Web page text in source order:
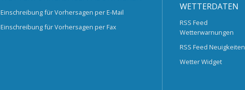
Einschreibung für Vorhersagen per E-Mail
Einschreibung für Vorhersagen per Fax
WETTERDATEN
RSS Feed
Wetterwarnungen
RSS Feed Neuigkeiten
Wetter Widget